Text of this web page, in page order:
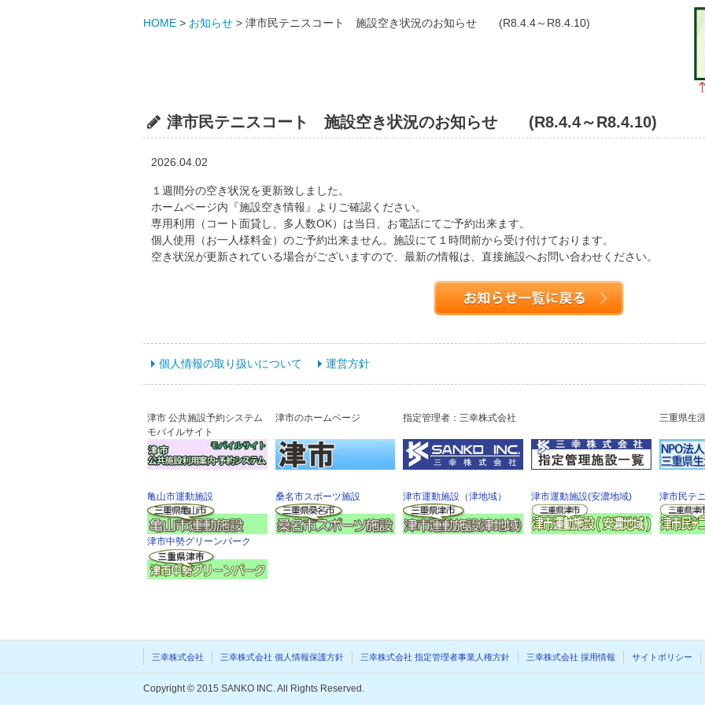
HOME > お知らせ > 津市民テニスコート 施設空き状況のお知らせ (R8.4.4～R8.4.10)
津市民テニスコート 施設空き状況のお知らせ (R8.4.4～R8.4.10)
2026.04.02
１週間分の空き状況を更新致しました。
ホームページ内『施設空き情報』よりご確認ください。
専用利用（コート面貸し、多人数OK）は当日、お電話にてご予約出来ます。
個人使用（お一人様料金）のご予約出来ません。施設にて１時間前から受け付けております。
空き状況が更新されている場合がございますので、最新の情報は、直接施設へお問い合わせください。
個人情報の取り扱いについて 運営方針
津市 公共施設予約システム
モバイルサイト
津市のホームページ 指定管理者：三幸株式会社 三重県生